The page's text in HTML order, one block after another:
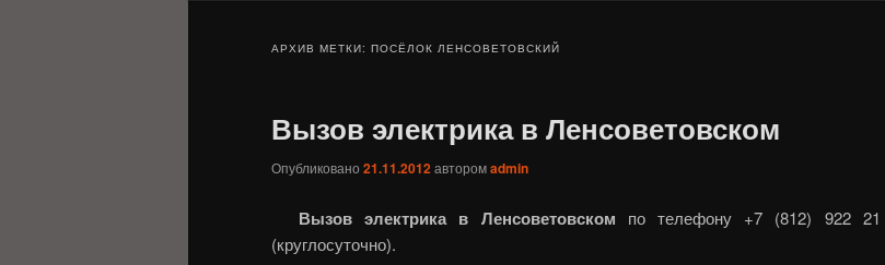
АРХИВ МЕТКИ: ПОСЁЛОК ЛЕНСОВЕТОВСКИЙ
Вызов электрика в Ленсоветовском
Опубликовано 21.11.2012авторомadmin
Вызов электрика в Ленсоветовском по телефону +7 (812) 922
(круглосуточно).